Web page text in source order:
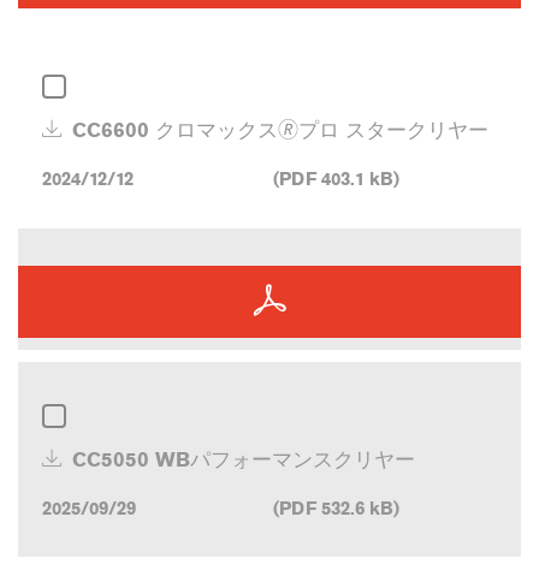
CC6600 クロマックス🄬プロ スタークリヤー
2024/12/12 (PDF 403.1 kB)
CC5050 WBパフォーマンスクリヤー
2025/09/29 (PDF 532.6 kB)